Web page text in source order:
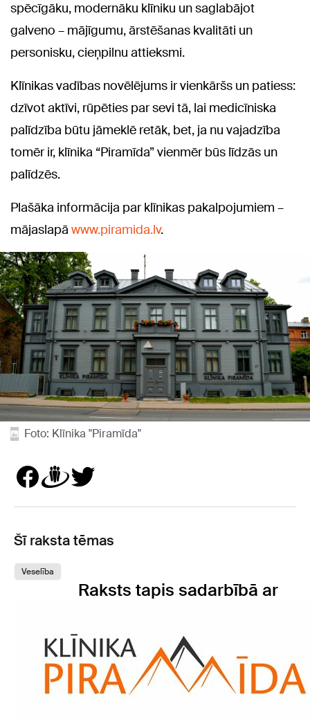
spēcīgāku, modernāku klīniku un saglabājot
galveno – mājīgumu, ārstēšanas kvalitāti un
personisku, cieņpilnu attieksmi.
Klīnikas vadības novēlējums ir vienkāršs un patiess:
dzīvot aktīvi, rūpēties par sevi tā, lai medicīniska
palīdzība būtu jāmeklē retāk, bet, ja nu vajadzība
tomēr ir, klīnika “Piramīda” vienmēr būs līdzās un
palīdzēs.
Plašāka informācija par klīnikas pakalpojumiem –
mājaslapā www.piramida.lv.
Foto: Klīnika "Piramīda"
Šī raksta tēmas
Veselība
Raksts tapis sadarbībā ar